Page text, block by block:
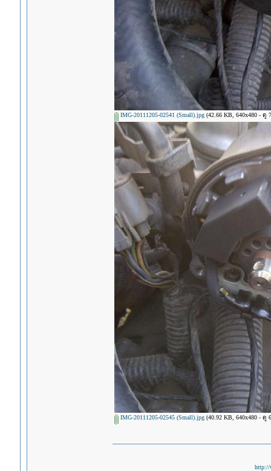
IMG-20111205-02541 (Small).jpg(42.66 KB, 640x480 - ดู
IMG-20111205-02545 (Small).jpg(40.92 KB, 640x480 - ดู
http://